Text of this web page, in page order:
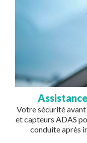
Votre sécurité
et capteurs ADAS
conduite après